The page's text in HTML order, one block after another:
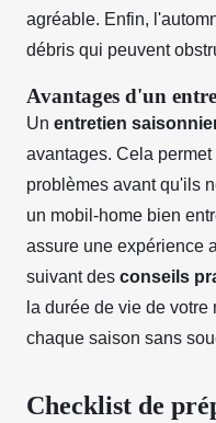
agréable. Enfin,
débris qui peuvent
Avantages d'un
Un entretien
avantages. Cela
problèmes avant qu'ils
un mobil-home bien
assure une expérience
suivant des conseils
la durée de vie de
chaque saison sans
Checklist de